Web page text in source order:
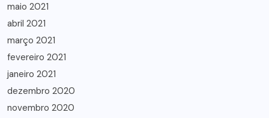
maio 2021
abril 2021
março 2021
fevereiro 2021
janeiro 2021
dezembro 2020
novembro 2020